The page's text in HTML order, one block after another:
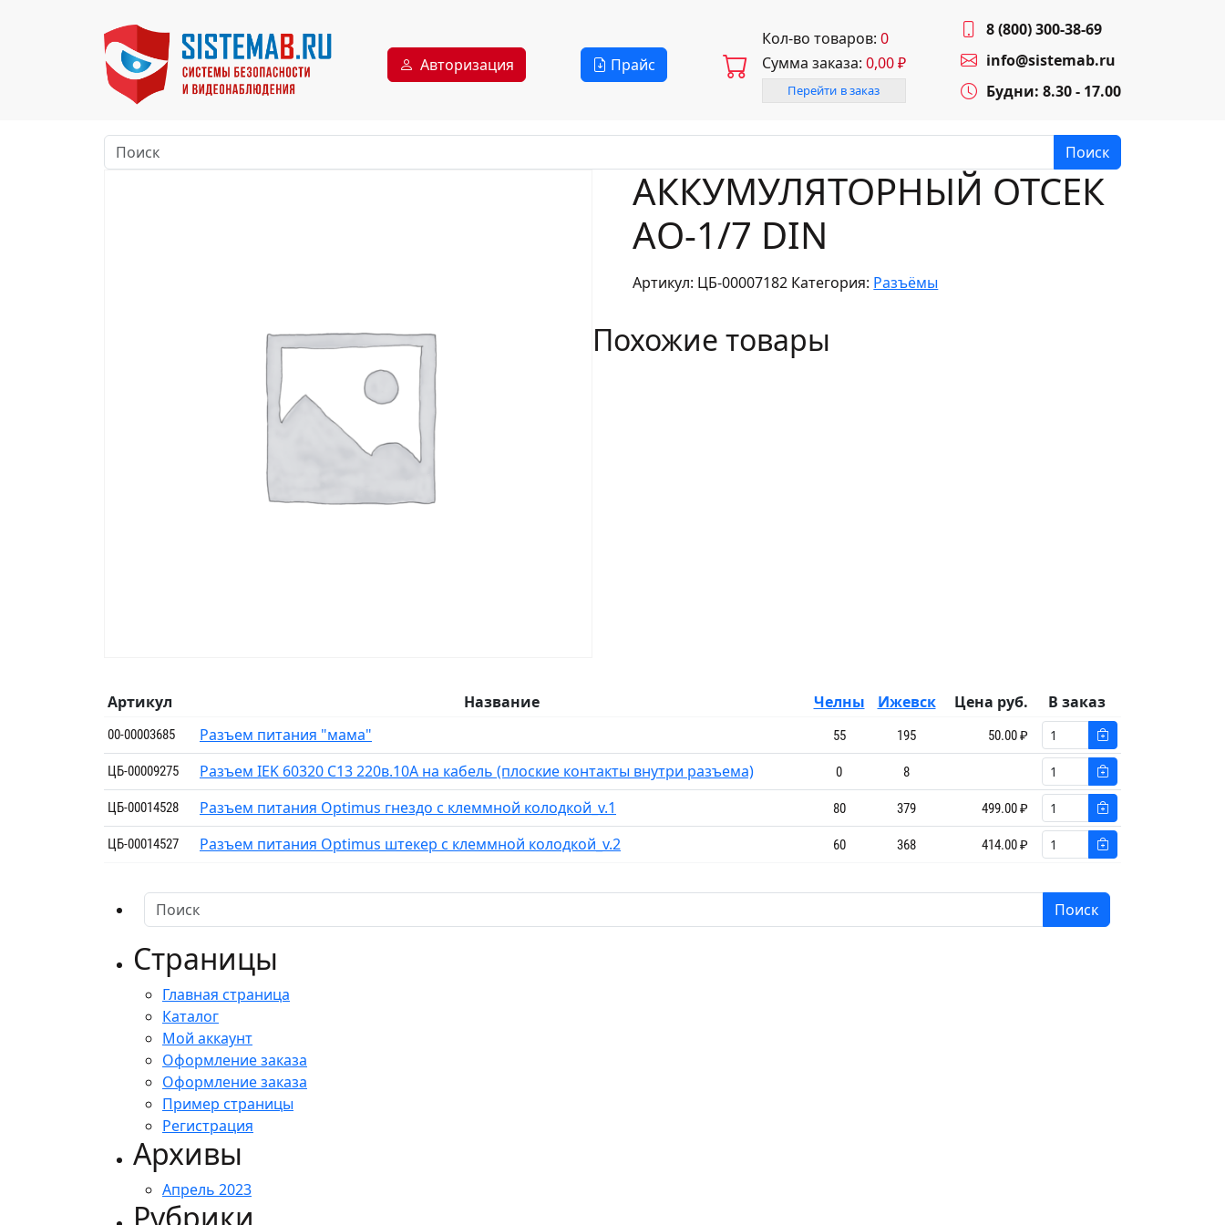
Авторизация Прайс
Кол-во товаров: 0
Сумма заказа: 0,00₽
Перейти в заказ
8 (800) 300-38-69
info@sistemab.ru
Будни: 8.30 - 17.00
Поиск
АККУМУЛЯТОРНЫЙ ОТСЕК
АО-1/7 DIN
Артикул: ЦБ-00007182 Категория: Разъёмы
Похожие товары
Артикул Название Челны Ижевск Цена руб. В заказ
00-00003685 Разъем питания "мама" 55 195 50.00 ₽
ЦБ-00009275 Разъем IEK 60320 С13 220в.10А на кабель (плоские контакты внутри разъема) 0 8
ЦБ-00014528 Разъем питания Optimus гнездо с клеммной колодкой_v.1 80 379 499.00 ₽
ЦБ-00014527 Разъем питания Optimus штекер с клеммной колодкой_v.2 60 368 414.00 ₽
Поиск
Страницы
Главная страница
Каталог
Мой аккаунт
Оформление заказа
Оформление заказа
Пример страницы
Регистрация
Архивы
Апрель 2023
Рубрики